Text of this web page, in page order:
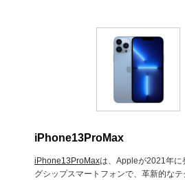
iPhone13ProMax
iPhone13ProMaxは、Appleが2021年に
グシップスマートフォンで、革新的な